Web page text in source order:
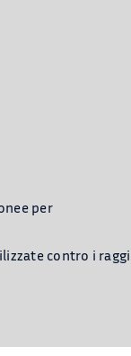
per
contro i raggi